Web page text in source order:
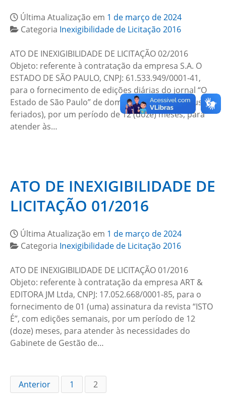
Última Atualização em 1 de março de 2024
Categoria Inexigibilidade de Licitação 2016
ATO DE INEXIGIBILIDADE DE LICITAÇÃO 02/2016
Objeto: referente à contratação da empresa S.A. O
ESTADO DE SÃO PAULO, CNPJ: 61.533.949/0001-41,
para o fornecimento de edições diárias do jornal “O
Estado de São Paulo” de domingo a sábado (inclusive
feriados), por um período de 12 (doze) meses, para
atender às…
ATO DE INEXIGIBILIDADE DE
LICITAÇÃO 01/2016
Última Atualização em 1 de março de 2024
Categoria Inexigibilidade de Licitação 2016
ATO DE INEXIGIBILIDADE DE LICITAÇÃO 01/2016
Objeto: referente à contratação da empresa ART &
EDITORA JM Ltda, CNPJ: 17.052.668/0001-85, para o
fornecimento de 01 (uma) assinatura da revista “ISTO
É”, com edições semanais, por um período de 12
(doze) meses, para atender às necessidades do
Gabinete de Gestão de…
Anterior 1 2